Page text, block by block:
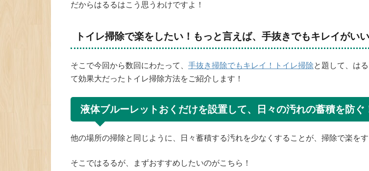
だからはるるはこう思うわけですよ！
トイレ掃除で楽をしたい！もっと言えば、手抜きでもキレイがいい
そこで今回から数回にわたって、 手抜き掃除でもキレイ！トイレ掃除と題して、は
て効果大だったトイレ掃除方法をご紹介します！
液体ブルーレットおくだけを設置して、日々の汚れの蓄積を防ぐ
他の場所の掃除と同じように、日々蓄積する汚れを少なくすることが、掃除で楽をす
そこではるるが、まずおすすめしたいのがこちら！